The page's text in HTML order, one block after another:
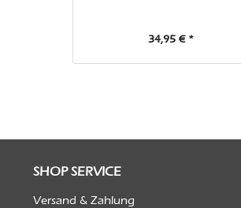
34,95 € *
SHOP SERVICE
Versand & Zahlung